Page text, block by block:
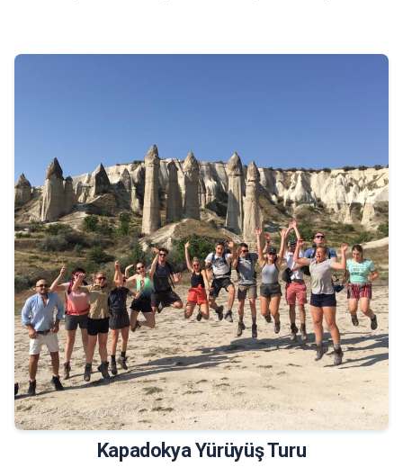
20.750 TL Tur Bilgileri
Kapadokya Yürüyüş Turu